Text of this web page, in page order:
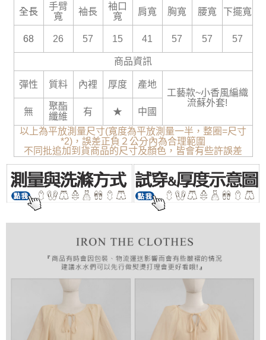
全長
手臂
寬
袖長
袖口
寬
肩寬 胸寬 腰寬 下擺寬
68 26 57 15 41 57 57 57
商品資訊
彈性 質料 內裡 厚度
產地
工藝款~小香風編織
流蘇外套!
無
聚酯
纖維
有 ★
中國
以上為平放測量尺寸(寬度為平放測量一半，整圈=尺寸
*2)，誤差正負２公分內為合理範圍
不同批追加到貨商品的尺寸及顏色，皆會有些許誤差